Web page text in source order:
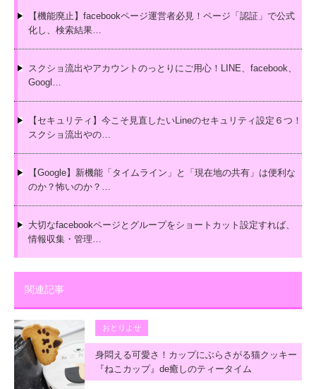
【機能廃止】facebookページ運営者必見！ページ「認証」で公式
化し、検索結果…
スクショ流出やアカウントのっとりにご用心！LINE、facebook、
Googl…
【セキュリティ】今こそ見直したいLineのセキュリティ設定６つ！
スクショ流出やの…
【Google】新機能「タイムライン」と「現在地の共有」は便利な
のか？怖いのか？…
大切なfacebookページとグループをショートカット設定すれば、
情報収集・管理…
関連記事
おとりよせ
身悶える可愛さ！カップにぶらさがる猫クッキー
『ねこカップ』de癒しのティータイム